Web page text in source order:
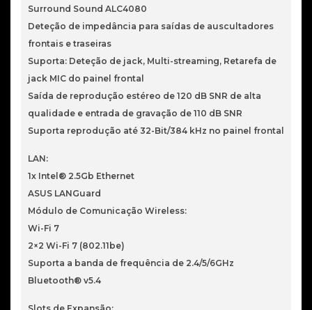
Surround Sound ALC4080
Deteção de impedância para saídas de auscultadores
frontais e traseiras
Suporta: Deteção de jack, Multi-streaming, Retarefa de
jack MIC do painel frontal
Saída de reprodução estéreo de 120 dB SNR de alta
qualidade e entrada de gravação de 110 dB SNR
Suporta reprodução até 32-Bit/384 kHz no painel frontal
LAN:
1x Intel® 2.5Gb Ethernet
ASUS LANGuard
Módulo de Comunicação Wireless:
Wi-Fi 7
2×2 Wi-Fi 7 (802.11be)
Suporta a banda de frequência de 2.4/5/6GHz
Bluetooth® v5.4